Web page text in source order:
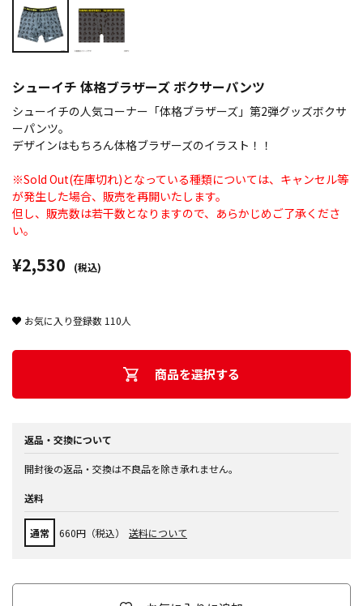
シューイチ 体格ブラザーズ ボクサーパンツ
シューイチの人気コーナー「体格ブラザーズ」第2弾グッズボクサ
ーパンツ。
デザインはもちろん体格ブラザーズのイラスト！！
※Sold Out(在庫切れ)となっている種類については、キャンセル等
が発生した場合、販売を再開いたします。
但し、販売数は若干数となりますので、あらかじめご了承くださ
い。
¥2,530 (税込)
お気に入り登録数 110人
商品を選択する
返品・交換について
開封後の返品・交換は不良品を除き承れません。
送料
通常 660円（税込） 送料について